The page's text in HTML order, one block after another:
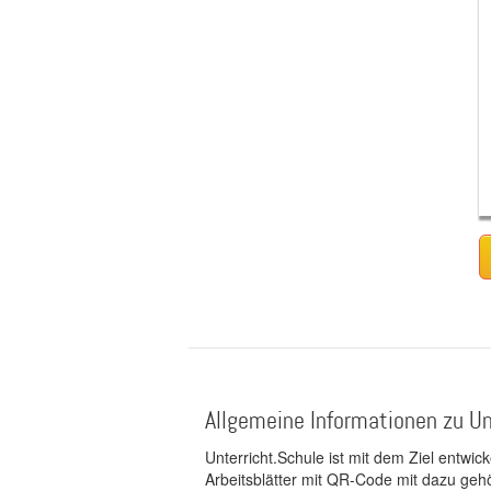
Allgemeine Informationen zu
Unterricht.Schule ist mit dem Ziel
Arbeitsblätter mit QR-Code mit dazu